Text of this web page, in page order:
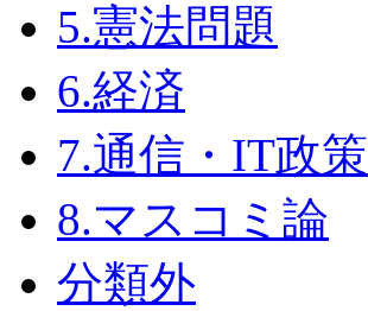
5.憲法問題
6.経済
7.通信・IT政策
8.マスコミ論
分類外